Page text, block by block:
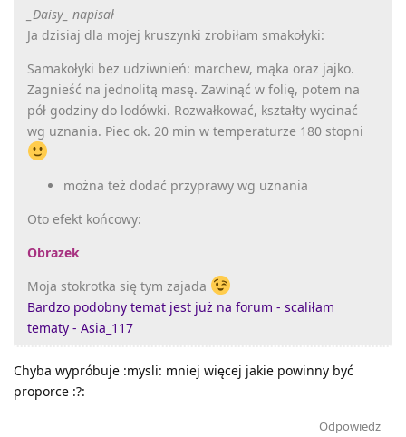
_Daisy_ napisał
Ja dzisiaj dla mojej kruszynki zrobiłam smakołyki:
Samakołyki bez udziwnień: marchew, mąka oraz jajko.
Zagnieść na jednolitą masę. Zawinąć w folię, potem na
pół godziny do lodówki. Rozwałkować, kształty wycinać
wg uznania. Piec ok. 20 min w temperaturze 180 stopni
można też dodać przyprawy wg uznania
Oto efekt końcowy:
Obrazek
Moja stokrotka się tym zajada
Bardzo podobny temat jest już na forum - scaliłam
tematy - Asia_117
Chyba wypróbuje :mysli: mniej więcej jakie powinny być
proporce :?:
Odpowiedz